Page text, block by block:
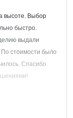
высоте. Выбор
быстро.
выдали
стоимости было
Спасибо